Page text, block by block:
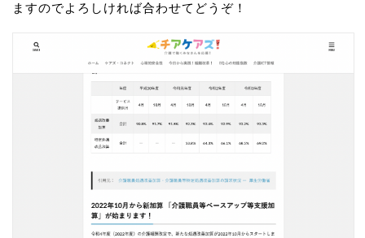
ますのでよろしければ合わせてどうぞ！